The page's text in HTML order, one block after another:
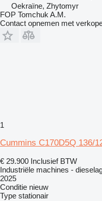
Oekraïne, Zhytomyr
FOP Tomchuk A.M.
Contact opnemen met
1
Cummins C170D5Q 136/
€ 29.900 Inclusief BTW
Industriële machines -
2025
Conditie nieuw
Type stationair